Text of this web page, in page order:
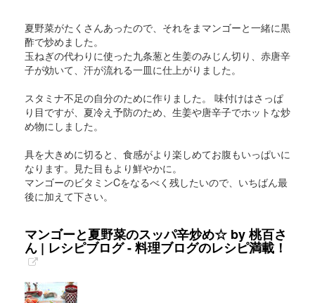
夏野菜がたくさんあったので、それをまマンゴーと一緒に黒
酢で炒めました。
玉ねぎの代わりに使った九条葱と生姜のみじん切り、赤唐辛
子が効いて、汗が流れる一皿に仕上がりました。
スタミナ不足の自分のために作りました。 味付けはさっぱ
り目ですが、夏冷え予防のため、生姜や唐辛子でホットな炒
め物にしました。
具を大きめに切ると、食感がより楽しめてお腹もいっぱいに
なります。見た目もより鮮やかに。
マンゴーのビタミンCをなるべく残したいので、いちばん最
後に加えて下さい。
マンゴーと夏野菜のスッパ辛炒め☆ by 桃百さ
ん | レシピブログ - 料理ブログのレシピ満載！